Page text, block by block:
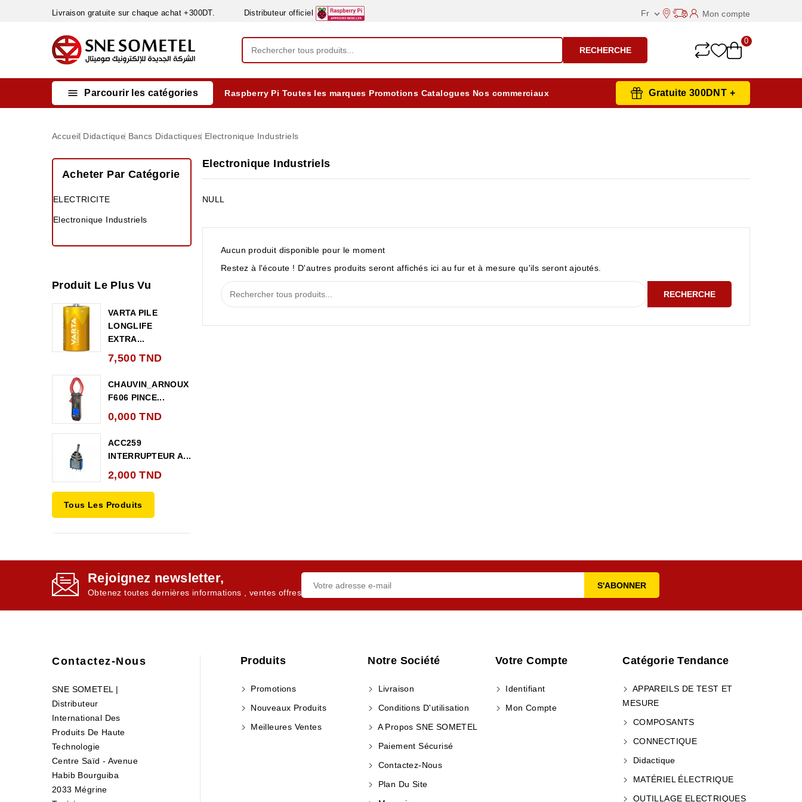
Livraison gratuite sur chaque achat +300DT. Distributeur officiel Fr  Mon compte
RECHERCHE
0
 Parcourir les catégories Raspberry Pi Toutes les marques Promotions Catalogues Nos commerciaux Gratuite 300DNT +
Accueil Didactique Bancs Didactiques Electronique Industriels
Acheter Par Catégorie
ELECTRICITE
Electronique Industriels
Produit Le Plus Vu
VARTA PILE
LONGLIFE
EXTRA...
7,500 TND
CHAUVIN_ARNOUX
F606 PINCE...
0,000 TND
ACC259
INTERRUPTEUR A...
2,000 TND
Tous Les Produits
Electronique Industriels
NULL
Aucun produit disponible pour le moment
Restez à l'écoute ! D'autres produits seront affichés ici au fur et à mesure qu'ils seront ajoutés.
RECHERCHE
Rejoignez newsletter,
Obtenez toutes dernières informations , ventes offres
Contactez-Nous
SNE SOMETEL |
Distributeur
International Des
Produits De Haute
Technologie
Centre Saïd - Avenue
Habib Bourguiba
2033 Mégrine
Produits
Promotions
Nouveaux Produits
Meilleures Ventes
Notre Société
Livraison
Conditions D'utilisation
A Propos SNE SOMETEL
Paiement Sécurisé
Contactez-Nous
Plan Du Site
Votre Compte
Identifiant
Mon Compte
Catégorie Tendance
APPAREILS DE TEST ET
MESURE
COMPOSANTS
CONNECTIQUE
Didactique
MATÉRIEL ÉLECTRIQUE
OUTILLAGE ELECTRIQUES